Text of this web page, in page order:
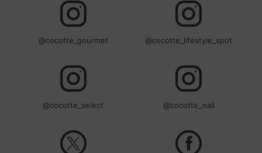
@cocotte_gourmet @cocotte_lifestyle_spot
@cocotte_select @cocotte_nail